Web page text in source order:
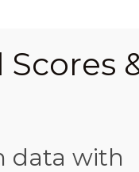
data with